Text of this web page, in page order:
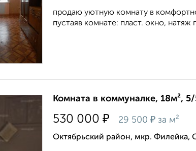
продаю уютную комнату в
пустаяв комнате: пласт. окно,
Комната в коммуналке, 18м²,
530 000 ₽ 29 500 ₽ за м²
Октябрьский район, мкр. Филейка,